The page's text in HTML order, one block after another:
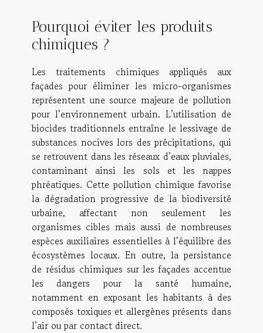
Pourquoi éviter les produits
chimiques ?
Les traitements chimiques appliqués aux
façades pour éliminer les micro-organismes
représentent une source majeure de pollution
pour l’environnement urbain. L’utilisation de
biocides traditionnels entraîne le lessivage de
substances nocives lors des précipitations, qui
se retrouvent dans les réseaux d’eaux pluviales,
contaminant ainsi les sols et les nappes
phréatiques. Cette pollution chimique favorise
la dégradation progressive de la biodiversité
urbaine, affectant non seulement les
organismes cibles mais aussi de nombreuses
espèces auxiliaires essentielles à l’équilibre des
écosystèmes locaux. En outre, la persistance
de résidus chimiques sur les façades accentue
les dangers pour la santé humaine,
notamment en exposant les habitants à des
composés toxiques et allergènes présents dans
l’air ou par contact direct.